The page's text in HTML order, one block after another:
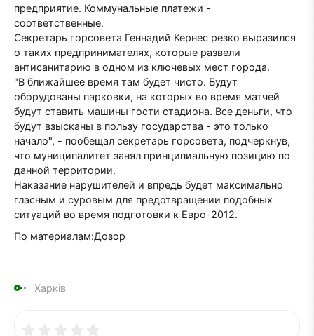
предприятие. Коммунальные платежи -
соответственные.
Секретарь горсовета Геннадий Кернес резко выразился
о таких предпринимателях, которые развели
антисанитарию в одном из ключевых мест города.
"В ближайшее время там будет чисто. Будут
оборудованы парковки, на которых во время матчей
будут ставить машины гости стадиона. Все деньги, что
будут взысканы в пользу государства - это только
начало", - пообещал секретарь горсовета, подчеркнув,
что муниципалитет занял принципиальную позицию по
данной территории.
Наказание нарушителей и впредь будет максимально
гласным и суровым для предотвращении подобных
ситуаций во время подготовки к Евро-2012.
По материалам:Дозор
Харків